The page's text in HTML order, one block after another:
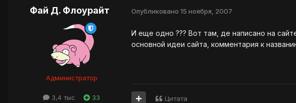
Фай Д. Флоурайт
Администратор
3,4 тыс 33
Опубликовано 15 ноября, 2007
И еще одно ??? Вот там, де написано на
основной идеи сайта, комментария к
Цитата